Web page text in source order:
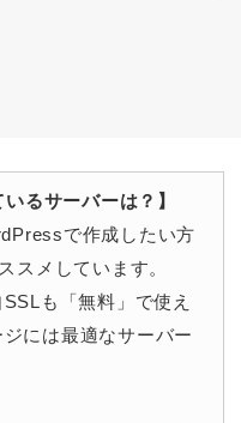
るサーバーは？】
で作成したい方
スメしています。
も「無料」で使え
には最適なサーバー